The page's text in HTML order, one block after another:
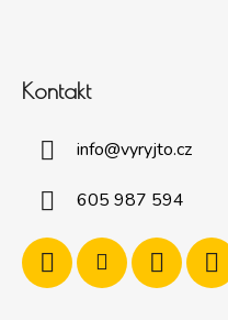
Kontakt
info@vyryjto.cz
605 987 594